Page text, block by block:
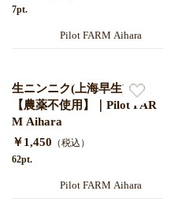
7pt.
Pilot FARM Aihara
生ニンニク(上海早生)500g
【農薬不使用】｜Pilot FAR
M Aihara
￥1,450 （税込）
62pt.
Pilot FARM Aihara